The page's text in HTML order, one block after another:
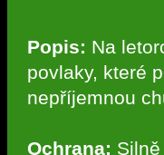
Popis: Na
povlaky, které
nepříjemnou
Ochrana: